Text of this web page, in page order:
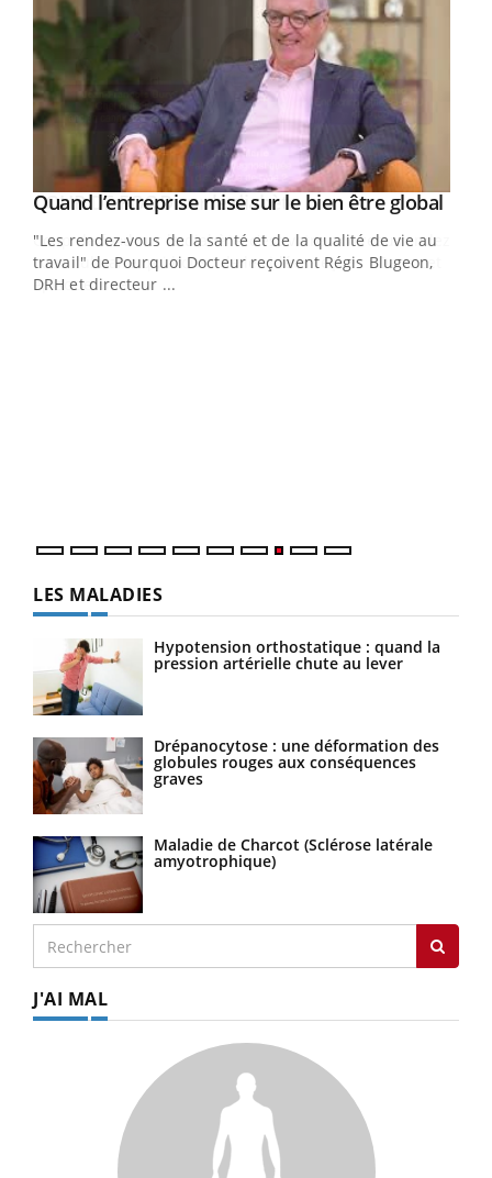
Youtube
Quand l’entreprise mise sur le bien être global
"Les rendez-vous de la santé et de la qualité de vie au
travail" de Pourquoi Docteur reçoivent Régis Blugeon,
DRH et directeur ...
LES MALADIES
Hypotension orthostatique : quand la
pression artérielle chute au lever
Drépanocytose : une déformation des
globules rouges aux conséquences
graves
Maladie de Charcot (Sclérose latérale
amyotrophique)
J'AI MAL